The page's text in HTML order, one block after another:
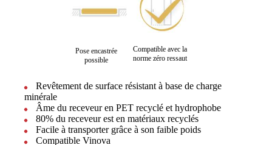
Pose encastrée
possible
Compatible avec la
norme zéro ressaut
Revêtement de surface résistant à base de charge
minérale
Âme du receveur en PET recyclé et hydrophobe
80% du receveur est en matériaux recyclés
Facile à transporter grâce à son faible poids
Compatible Vinova